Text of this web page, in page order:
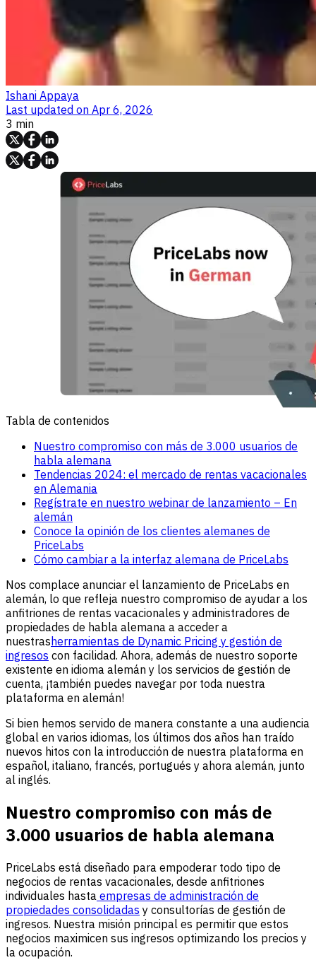
Ishani Appaya
Last updated on Apr 6, 2026
3 min
Tabla de contenidos
Nuestro compromiso con más de 3.000 usuarios de
habla alemana
Tendencias 2024: el mercado de rentas vacacionales
en Alemania
Regístrate en nuestro webinar de lanzamiento – En
alemán
Conoce la opinión de los clientes alemanes de
PriceLabs
Cómo cambiar a la interfaz alemana de PriceLabs
Nos complace anunciar el lanzamiento de PriceLabs en
alemán, lo que refleja nuestro compromiso de ayudar a los
anfitriones de rentas vacacionales y administradores de
propiedades de habla alemana a acceder a
nuestrasherramientas de Dynamic Pricing y gestión de
ingresos con facilidad. Ahora, además de nuestro soporte
existente en idioma alemán y los servicios de gestión de
cuenta, ¡también puedes navegar por toda nuestra
plataforma en alemán!
Si bien hemos servido de manera constante a una audiencia
global en varios idiomas, los últimos dos años han traído
nuevos hitos con la introducción de nuestra plataforma en
español, italiano, francés, portugués y ahora alemán, junto
al inglés.
Nuestro compromiso con más de
3.000 usuarios de habla alemana
PriceLabs está diseñado para empoderar todo tipo de
negocios de rentas vacacionales, desde anfitriones
individuales hasta empresas de administración de
propiedades consolidadas y consultorías de gestión de
ingresos. Nuestra misión principal es permitir que estos
negocios maximicen sus ingresos optimizando los precios y
la ocupación.